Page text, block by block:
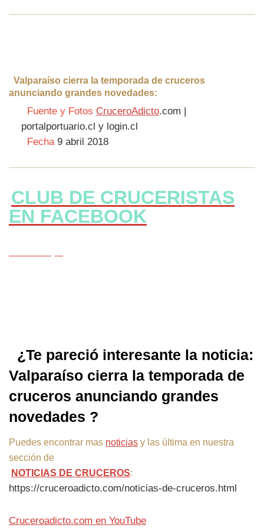
Valparaíso cierra la temporada de cruceros
anunciando grandes novedades:
Fuente y Fotos CruceroAdicto.com |
portalportuario.cl y login.cl
Fecha9 abril 2018
CLUB DE CRUCERISTAS
EN FACEBOOK
¿Te pareció interesante la noticia:
Valparaíso cierra la temporada de
cruceros anunciando grandes
novedades ?
Puedes encontrar mas noticias y las última en nuestra
sección de
NOTICIAS DE CRUCEROS:
https://cruceroadicto.com/noticias-de-cruceros.html
Cruceroadicto.com en YouTube